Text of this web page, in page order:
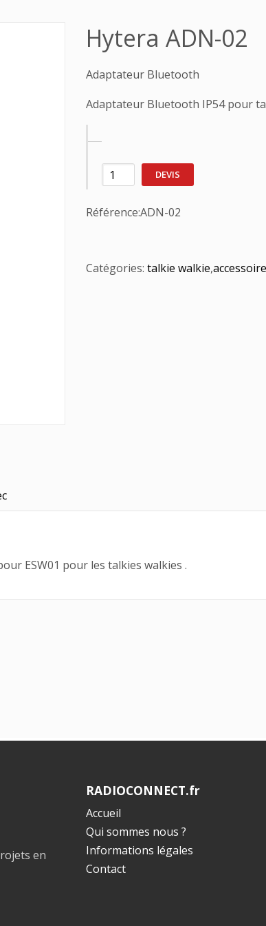
Hytera ADN-02
Adaptateur Bluetooth
Adaptateur Bluetooth IP54 pour
DEVIS
Référence:ADN-02
Catégories: talkie walkie,
ESW01 pour les talkies walkies .
en
RADIOCONNECT.fr
Accueil
Qui sommes nous ?
Informations légales
Contact